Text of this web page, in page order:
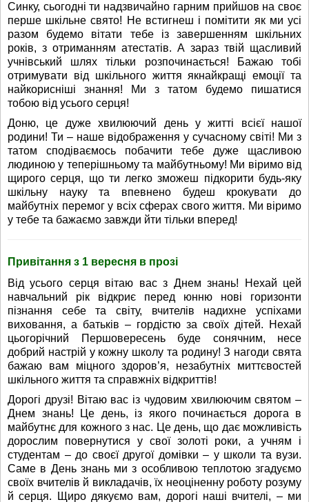
Синку, сьогодні ти надзвичайно гарним прийшов на своє
перше шкільне свято! Не встигнеш і помітити як ми усі
разом будемо вітати тебе із завершенням шкільних
років, з отриманням атестатів. А зараз твій щасливий
учнівський шлях тільки розпочинається! Бажаю тобі
отримувати від шкільного життя якнайкращі емоції та
найкорисніші знання! Ми з татом будемо пишатися
тобою від усього серця!
Доню, це дуже хвилюючий день у житті всієї нашої
родини! Ти – наше відображення у сучасному світі! Ми з
татом сподіваємось побачити тебе дуже щасливою
людиною у теперішньому та майбутньому! Ми віримо від
щирого серця, що ти легко зможеш підкорити будь-яку
шкільну науку та впевнено будеш крокувати до
майбутніх перемог у всіх сферах свого життя. Ми віримо
у тебе та бажаємо завжди йти тільки вперед!
Привітання з 1 вересня в прозі
Від усього серця вітаю вас з Днем знань! Нехай цей
навчальний рік відкриє перед юнню нові горизонти
пізнання себе та світу, вчителів надихне успіхами
виховання, а батьків – гордістю за своїх дітей. Нехай
цьогорічний Першовересень буде сонячним, несе
добрий настрій у кожну школу та родину! З нагоди свята
бажаю вам міцного здоров’я, незабутніх миттєвостей
шкільного життя та справжніх відкриттів!
Дорогі друзі! Вітаю вас із чудовим хвилюючим святом –
Днем знань! Це день, із якого починається дорога в
майбутнє для кожного з нас. Це день, що дає можливість
дорослим повернутися у свої золоті роки, а учням і
студентам – до своєї другої домівки – у школи та вузи.
Саме в День знань ми з особливою теплотою згадуємо
своїх вчителів й викладачів, їх неоціненну роботу розуму
й серця. Щиро дякуємо вам, дорогі наші вчителі, – ми